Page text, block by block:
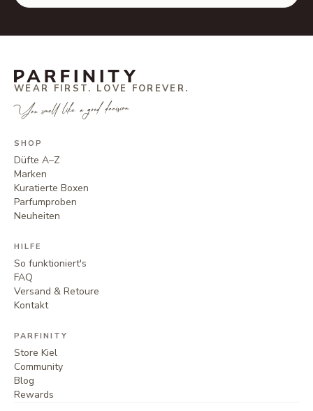
WEAR FIRST. LOVE FOREVER.
You smell like a good decision.
SHOP
Düfte A–Z
Marken
Kuratierte Boxen
Parfumproben
Neuheiten
HILFE
So funktioniert's
FAQ
Versand & Retoure
Kontakt
PARFINITY
Store Kiel
Community
Blog
Rewards